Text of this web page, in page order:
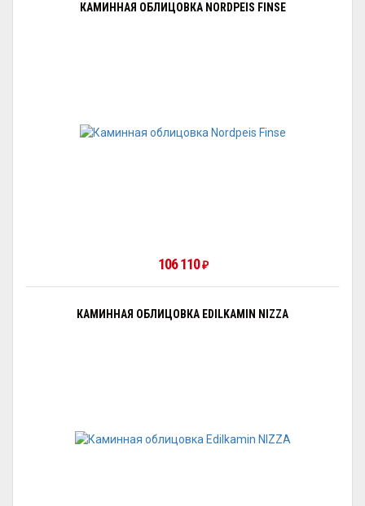
КАМИННАЯ ОБЛИЦОВКА NORDPEIS FINSE
106 110₽
КАМИННАЯ ОБЛИЦОВКА EDILKAMIN NIZZA